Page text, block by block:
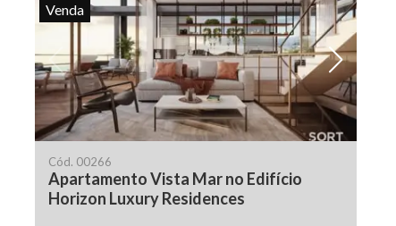
Venda
Cód. 00266
Apartamento Vista Mar no Edifício
Horizon Luxury Residences